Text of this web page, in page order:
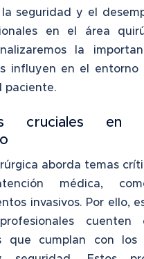
seguridad y el
en el área
la
influyen en el entorno
paciente.
cruciales en
aborda temas
médica,
invasivos. Por ello,
cuenten
que cumplan con los